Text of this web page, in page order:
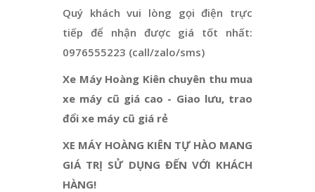
Quý khách vui lòng gọi điện trực
tiếp để nhận được giá tốt nhất:
0976555223 (call/zalo/sms)
Xe Máy Hoàng Kiên chuyên thu mua
xe máy cũ giá cao - Giao lưu, trao
đổi xe máy cũ giá rẻ
XE MÁY HOÀNG KIÊN TỰ HÀO MANG
GIÁ TRỊ SỬ DỤNG ĐẾN VỚI KHÁCH
HÀNG!